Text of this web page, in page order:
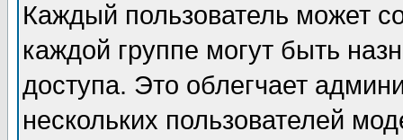
Каждый пользователь может
каждой группе могут быть
доступа. Это облегчает
нескольких пользователей